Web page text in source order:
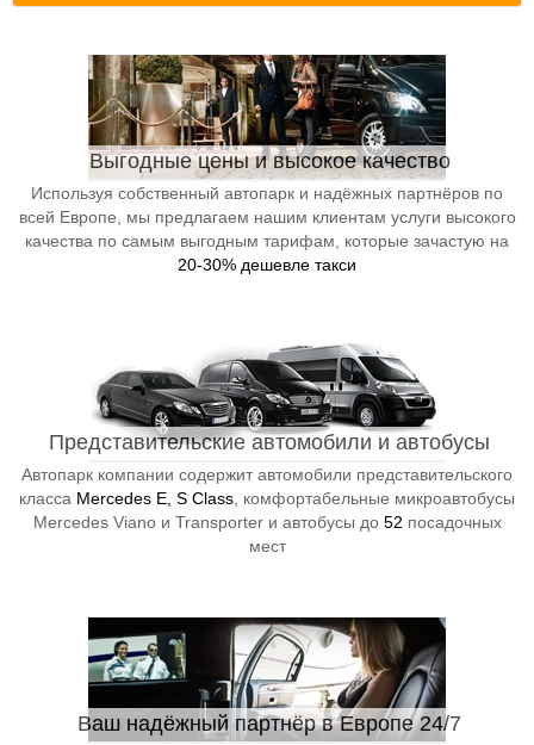
Выгодные цены и высокое качество
Используя собственный автопарк и надёжных партнёров по
всей Европе, мы предлагаем нашим клиентам услуги высокого
качества по самым выгодным тарифам, которые зачастую на
20-30% дешевле такси
Представительские автомобили и автобусы
Автопарк компании содержит автомобили представительского
класса Mercedes E, S Class , комфортабельные микроавтобусы
Mercedes Viano и Transporter и автобусы до 52 посадочных
мест
Ваш надёжный партнёр в Европе 24/7